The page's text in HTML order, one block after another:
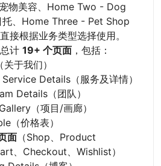
物美容、Home Two - Dog
、Home Three - Pet Shop
接根据业务类型选择使用。
计 19+ 个页面 ，包括：
于我们）
Details（服务及详情）
Details（团队）
（项目/画廊）
（价格表）
面 （Shop、Product
、Checkout、Wishlist）